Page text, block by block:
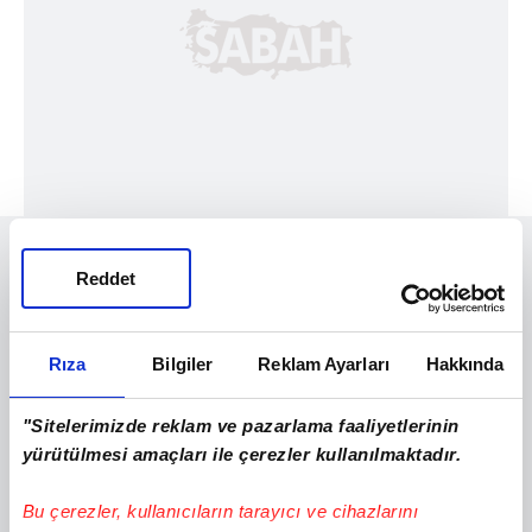
Rıza Bilgiler Reklam Ayarları Hakkında
"Sitelerimizde reklam ve pazarlama faaliyetlerinin
yürütülmesi amaçları ile çerezler kullanılmaktadır.
Bu çerezler, kullanıcıların tarayıcı ve cihazlarını
Reddet